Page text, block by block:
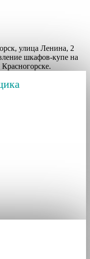
улица Ленина, 2
шкафов-купе на